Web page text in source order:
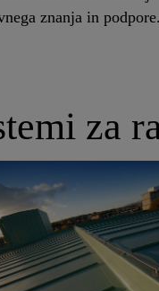
znanja in podpore.
za